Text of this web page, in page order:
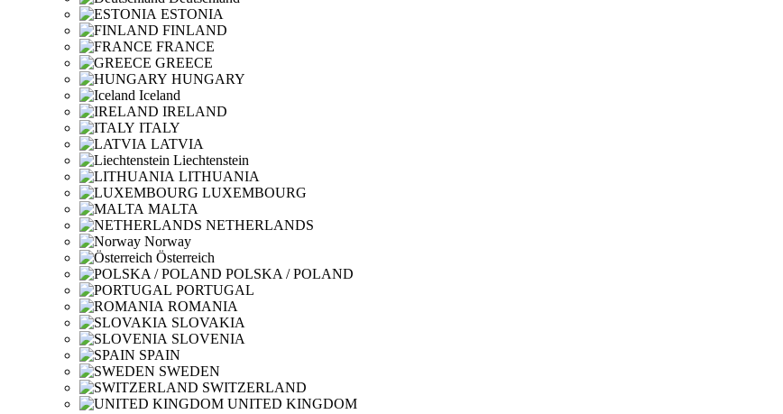
ESTONIA
FINLAND
FRANCE
GREECE
HUNGARY
Iceland
IRELAND
ITALY
LATVIA
Liechtenstein
LITHUANIA
LUXEMBOURG
MALTA
NETHERLANDS
Norway
Österreich
POLSKA / POLAND
PORTUGAL
ROMANIA
SLOVAKIA
SLOVENIA
SPAIN
SWEDEN
SWITZERLAND
UNITED KINGDOM